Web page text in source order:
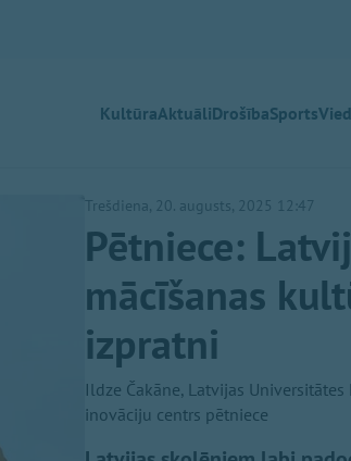
KultūraAktuāliDrošībaSports
Trešdiena, 20. augusts, 2025 12:47
Pētniece:
mācīšanas
izpratni
Ildze Čakāne, Latvijas
inovāciju centrs pētniece